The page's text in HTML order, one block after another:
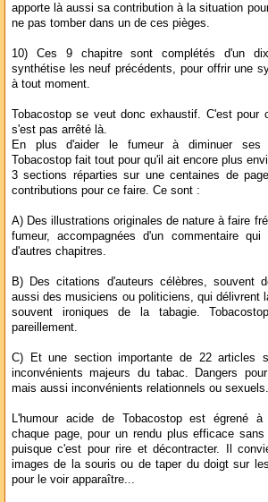
apporte là aussi sa contribution à la situation
ne pas tomber dans un de ces pièges.
10) Ces 9 chapitre sont complétés d'un
synthétise les neuf précédents, pour offrir une
à tout moment.
Tobacostop se veut donc exhaustif. C'est pour
s'est pas arrêté là.
En plus d'aider le fumeur à diminuer ses
Tobacostop fait tout pour qu'il ait encore plus
3 sections réparties sur une centaines de
contributions pour ce faire. Ce sont :
A) Des illustrations originales de nature à faire
fumeur, accompagnées d'un commentaire
d'autres chapitres.
B) Des citations d'auteurs célèbres, souvent
aussi des musiciens ou politiciens, qui délivrent
souvent ironiques de la tabagie.
pareillement.
C) Et une section importante de 22 articles
inconvénients majeurs du tabac. Dangers
mais aussi inconvénients relationnels ou sexuels.
L'humour acide de Tobacostop est égrené
chaque page, pour un rendu plus efficace sans
puisque c'est pour rire et décontracter. Il
images de la souris ou de taper du doigt sur
pour le voir apparaître...